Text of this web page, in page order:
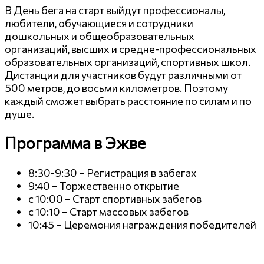
В День бега на старт выйдут профессионалы,
любители, обучающиеся и сотрудники
дошкольных и общеобразовательных
организаций, высших и средне-профессиональных
образовательных организаций, спортивных школ.
Дистанции для участников будут различными от
500 метров, до восьми километров. Поэтому
каждый сможет выбрать расстояние по силам и по
душе.
Программа в Эжве
8:30-9:30 – Регистрация в забегах
9:40 – Торжественно открытие
с 10:00 – Старт спортивных забегов
с 10:10 – Старт массовых забегов
10:45 – Церемония награждения победителей